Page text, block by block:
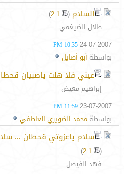
السلام (
1
2
)
طلال الضيغمي
24-07-2007
10:35 PM
بواسطة أبو أصايل
عيني فلا هلت ياصبيان
إبراهيم معيض
23-07-2007
11:59 PM
بواسطة محمد الضويري العاطفي
سلام ياعزوتي قحطان ...
(
1
2
)
فهد الفيصل